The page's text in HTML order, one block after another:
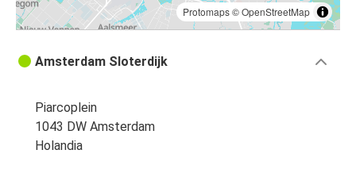
Protomaps©OpenStreetMap
Amsterdam Sloterdijk
Piarcoplein
1043 DW Amsterdam
Holandia